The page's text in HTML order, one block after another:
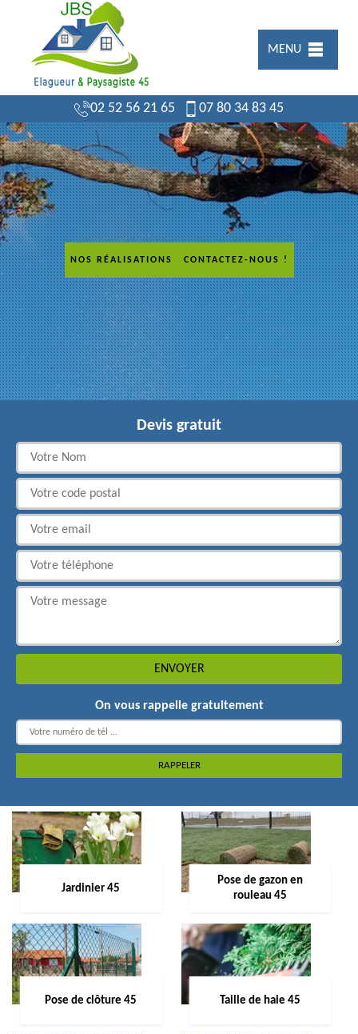
MENU
02 52 56 21 65 07 80 34 83 45
NOS RÉALISATIONS CONTACTEZ-NOUS !
Devis gratuit
On vous rappelle gratuitement
Jardinier 45
Pose de gazon en
rouleau 45
Pose de clôture 45 Taille de haie 45